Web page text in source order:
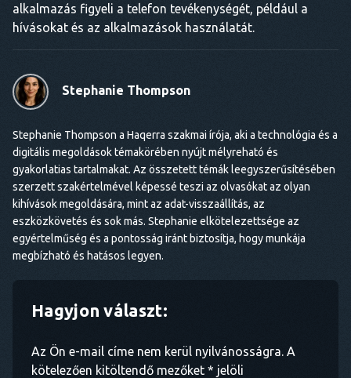
alkalmazás figyeli a telefon tevékenységét, például a
hívásokat és az alkalmazások használatát.
Stephanie Thompson
Stephanie Thompson a Haqerra szakmai írója, aki a technológia és a
digitális megoldások témakörében nyújt mélyreható és
gyakorlatias tartalmakat. Az összetett témák leegyszerűsítésében
szerzett szakértelmével képessé teszi az olvasókat az olyan
kihívások megoldására, mint az adat-visszaállítás, az
eszközkövetés és sok más. Stephanie elkötelezettsége az
egyértelműség és a pontosság iránt biztosítja, hogy munkája
megbízható és hatásos legyen.
Hagyjon választ:
Az Ön e-mail címe nem kerül nyilvánosságra. A
kötelezően kitöltendő mezőket * jelöli